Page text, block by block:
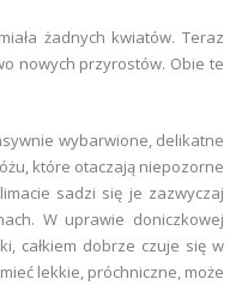
żadnych kwiatów. Teraz
nowych przyrostów. Obie te
wybarwione, delikatne
które otaczają niepozorne
sadzi się je zazwyczaj
W uprawie doniczkowej
całkiem dobrze czuje się w
lekkie, próchniczne, może